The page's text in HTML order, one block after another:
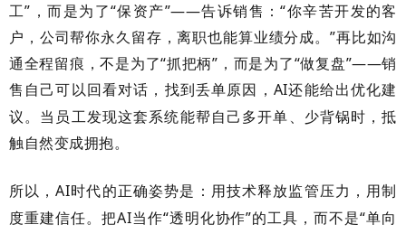
工”，而是为了“保资产”——告诉销售：“你辛苦开发的客
户，公司帮你永久留存，离职也能算业绩分成。”再比如沟
通全程留痕，不是为了“抓把柄”，而是为了“做复盘”——销
售自己可以回看对话，找到丢单原因， AI还能给出优化建
议。当员工发现这套系统能帮自己多开单、少背锅时，抵
触自然变成拥抱。
所以，AI时代的正确姿势是：用技术释放监管压力，用制
度重建信任。把AI当作“透明化协作”的工具，而不是“单向